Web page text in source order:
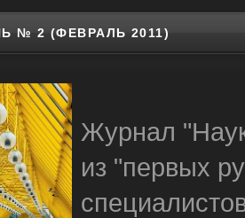
№ 2 (ФЕВРАЛЬ 2011)
Журнал
из "первых